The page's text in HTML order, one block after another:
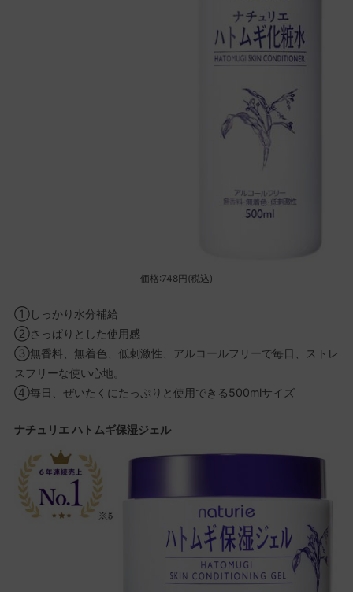
価格:748円(税込)
①しっかり水分補給
②さっぱりとした使用感
③無香料、無着色、低刺激性、アルコールフリーで毎日、ストレ
スフリーな使い心地。
④毎日、ぜいたくにたっぷりと使用できる500mlサイズ
ナチュリエ ハトムギ保湿ジェル